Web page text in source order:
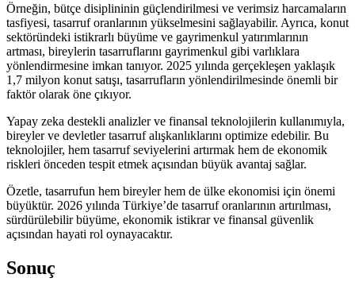
Örneğin, bütçe disiplininin güçlendirilmesi ve verimsiz harcamaların
tasfiyesi, tasarruf oranlarının yükselmesini sağlayabilir. Ayrıca, konut
sektöründeki istikrarlı büyüme ve gayrimenkul yatırımlarının
artması, bireylerin tasarruflarını gayrimenkul gibi varlıklara
yönlendirmesine imkan tanıyor. 2025 yılında gerçekleşen yaklaşık
1,7 milyon konut satışı, tasarrufların yönlendirilmesinde önemli bir
faktör olarak öne çıkıyor.
Yapay zeka destekli analizler ve finansal teknolojilerin kullanımıyla,
bireyler ve devletler tasarruf alışkanlıklarını optimize edebilir. Bu
teknolojiler, hem tasarruf seviyelerini artırmak hem de ekonomik
riskleri önceden tespit etmek açısından büyük avantaj sağlar.
Özetle, tasarrufun hem bireyler hem de ülke ekonomisi için önemi
büyüktür. 2026 yılında Türkiye’de tasarruf oranlarının artırılması,
sürdürülebilir büyüme, ekonomik istikrar ve finansal güvenlik
açısından hayati rol oynayacaktır.
Sonuç